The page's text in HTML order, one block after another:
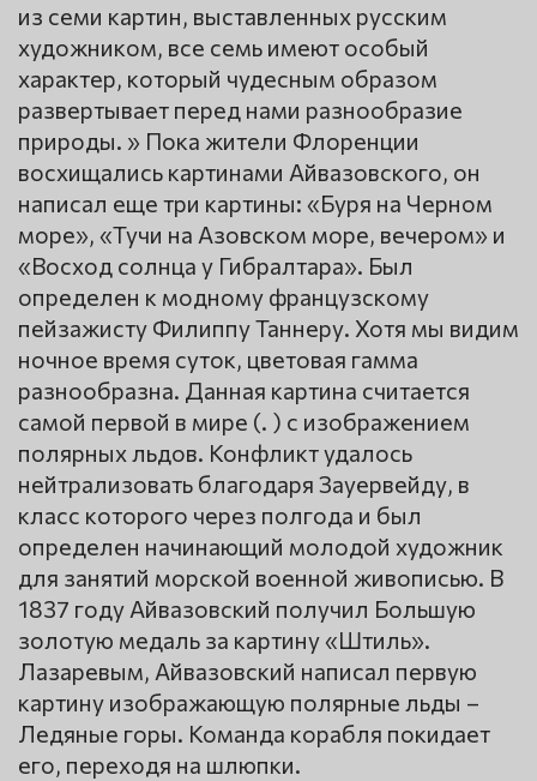
из семи картин, выставленных русским
художником, все семь имеют особый
характер, который чудесным образом
развертывает перед нами разнообразие
природы. » Пока жители Флоренции
восхищались картинами Айвазовского, он
написал еще три картины: «Буря на Черном
море», «Тучи на Азовском море, вечером» и
«Восход солнца у Гибралтара». Был
определен к модному французскому
пейзажисту Филиппу Таннеру. Хотя мы видим
ночное время суток, цветовая гамма
разнообразна. Данная картина считается
самой первой в мире (. ) с изображением
полярных льдов. Конфликт удалось
нейтрализовать благодаря Зауервейду, в
класс которого через полгода и был
определен начинающий молодой художник
для занятий морской военной живописью. В
1837 году Айвазовский получил Большую
золотую медаль за картину «Штиль».
Лазаревым, Айвазовский написал первую
картину изображающую полярные льды –
Ледяные горы. Команда корабля покидает
его, переходя на шлюпки.